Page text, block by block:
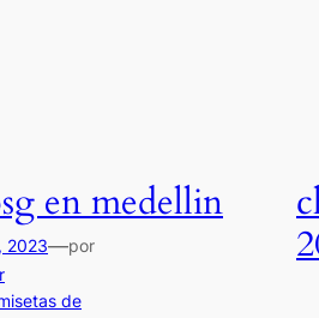
en medellin
2023—por
de